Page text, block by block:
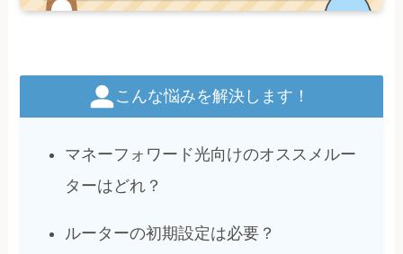
こんな悩みを解決します！
マネーフォワード光向けのオススメルー
ターはどれ？
ルーターの初期設定は必要？